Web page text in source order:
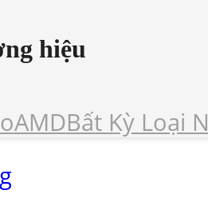
hiệu
AMDBất Kỳ Loại